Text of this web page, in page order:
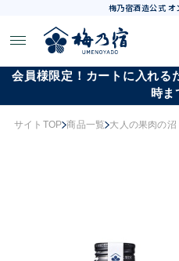
梅乃宿酒造公式
会員様限定！カートに入れる
時ま
サイトTOP 商品一覧 大人の果肉の